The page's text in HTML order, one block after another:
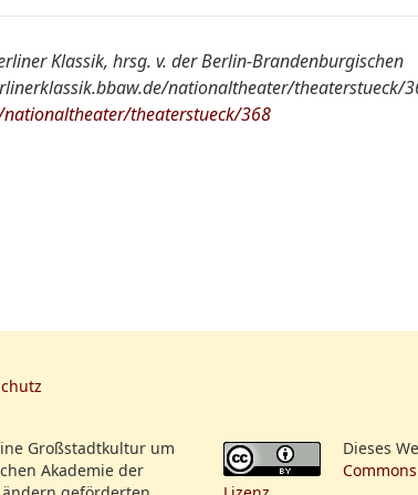
Brizzi]
Klassik, hrsg. v. der Berlin-Brandenburgischen
nationaltheater/theaterstueck/
theaterstueck/368
Großstadtkultur um
Akademie der
Dieses